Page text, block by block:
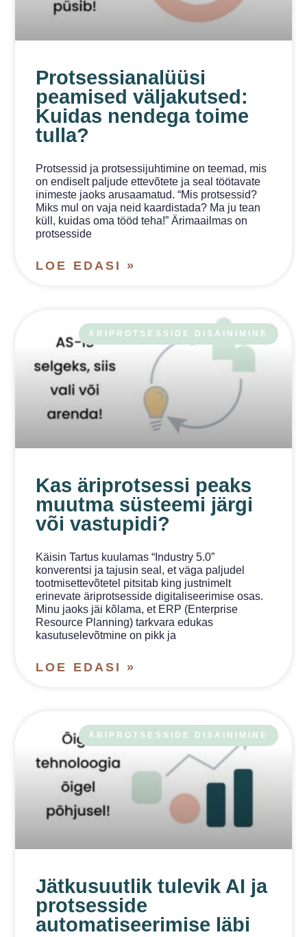
Protsessianalüüsi
peamised väljakutsed:
Kuidas nendega toime
tulla?
Protsessid ja protsessijuhtimine on teemad, mis
on endiselt paljude ettevõtete ja seal töötavate
inimeste jaoks arusaamatud. “Mis protsessid?
Miks mul on vaja neid kaardistada? Ma ju tean
küll, kuidas oma tööd teha!” Ärimaailmas on
protsesside
LOE EDASI »
ÄRIPROTSESSIDE DISAINIMINE
Kas äriprotsessi peaks
muutma süsteemi järgi
või vastupidi?
Käisin Tartus kuulamas “Industry 5.0”
konverentsi ja tajusin seal, et väga paljudel
tootmisettevõtetel pitsitab king justnimelt
erinevate äriprotsesside digitaliseerimise osas.
Minu jaoks jäi kõlama, et ERP (Enterprise
Resource Planning) tarkvara edukas
kasutuselevõtmine on pikk ja
LOE EDASI »
ÄRIPROTSESSIDE DISAINIMINE
Jätkusuutlik tulevik AI ja
protsesside
automatiseerimise läbi